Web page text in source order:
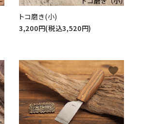
トコ磨き(小)
3,200円(税込3,520円)
favorite